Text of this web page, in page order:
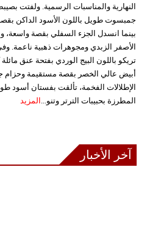
النهارية والمناسبات الرسمية. ولفتت
جمبسوت طويل باللون الأسود الداكن
بينما انسدل الجزء السفلي بقصة واسعة،
الأصفر الزبدي ومجوهرات ذهبية ناعمة.
تريكو باللون البيج الوردي بفتحة عنق
أبيض عالي الخصر بقصة مستقيمة وحزام
الإطلالات الفخمة، تألقت بفستان أسود
المطرزة بحبيبات الترتر وتنو... المزيد
آخر الأخبار